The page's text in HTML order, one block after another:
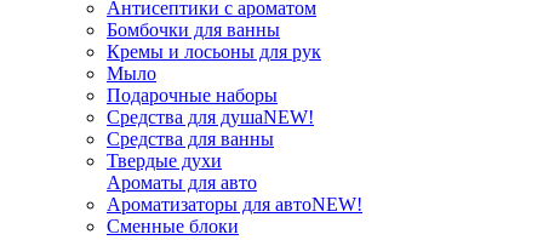
Антисептики с ароматом
Бомбочки для ванны
Кремы и лосьоны для рук
Мыло
Подарочные наборы
Средства для душаNEW!
Средства для ванны
Твердые духи
Ароматы для авто
Ароматизаторы для автоNEW!
Сменные блоки